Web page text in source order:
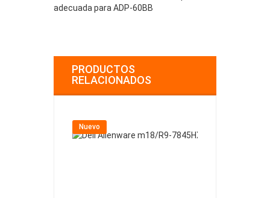
adecuada para ADP-60BB
PRODUCTOS
RELACIONADOS
Nuevo